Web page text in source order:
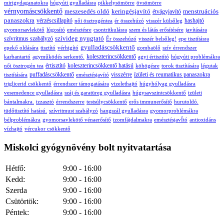
mirigydaganatokra húgyúti gyulladásra pikkelysömörre övsömörre
vérnyomáscsökkentő meszesedés oldó keringésjavító étvágyjavító menstruációs
panaszokra vérzéscsillapító női ösztrogéntea ér összehúzó visszér külsőleg hashajtó
gyomorsavlekötő lúgosító emésztésre csontritkulásra szem és látás erősítésére javítására
szívritmus szabályzó szívideg nyugtató Ér összehúzó visszér belsőleg! epe tisztításra
epekő oldására tisztító vérhigító gyulladáscsökkentő gombaölő szív érrendszer
karbantartó agyműködés serkentő. koleszterincsökkentő agyi értisztító húgyúti problémákra
női ösztrogén tea értisztító koleszterincsökkentő hatású köhögésre torok tisztítására légutak
tisztítására puffadáscsökkentő emésztésjavító visszérre ízületi és reumatikus panaszokra
triglicerid csökkentő érrendszer támogatására vizelethajtó húgyhólyag gyulladásra
vesemedence gyulladásra száj és garatüreg gyulladásra húgysavszintcsökkentő izületi
bántalmakra. izzasztó érrendszerre testsúlycsökkentő erős immunerősítő hurutoldó.
tüdőtisztító hatású.
szívritmust szabályzó hangszál gyulladásra gyomorproblémákra
bélproblémákra gyomorsavlekötő vénaerősítő izomfájdalmakra emésztésjavÍtó antioxidáns
vízhajtó vércukor csökkentő
Miskolci gyógynövény bolt nyitvatartása
Hétfő:
9:00 - 16:00
Kedd:
9:00 - 16:00
Szerda
9:00 - 16:00
Csütörtök:
9:00 - 16:00
Péntek:
9:00 - 16:00